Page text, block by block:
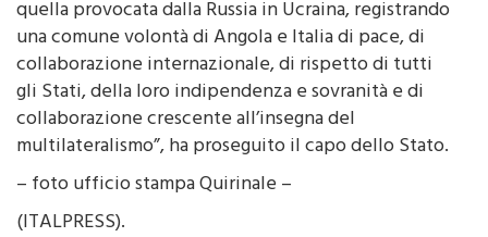
“Abbiamo parlato di tutte le guerre nel mondo e di
quella provocata dalla Russia in Ucraina, registrando
una comune volontà di Angola e Italia di pace, di
collaborazione internazionale, di rispetto di tutti
gli Stati, della loro indipendenza e sovranità e di
collaborazione crescente all’insegna del
multilateralismo”, ha proseguito il capo dello Stato.
– foto ufficio stampa Quirinale –